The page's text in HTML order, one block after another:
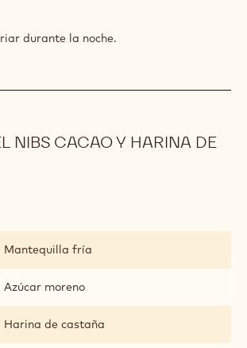
durante la noche.
NIBS CACAO Y HARINA DE
Mantequilla fría
Azúcar moreno
Harina de castaña